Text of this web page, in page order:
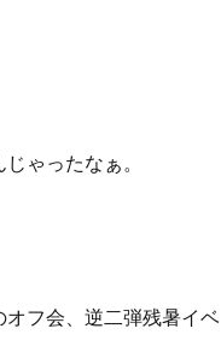
ゃったなぁ。
フ会、逆二弾残暑イベ